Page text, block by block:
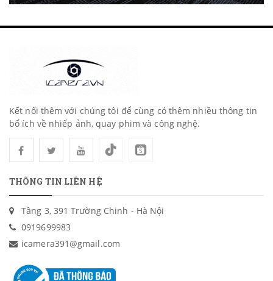
Kết nối thêm với chúng tôi để cùng có thêm nhiều thông tin
bổ ích về nhiếp ảnh, quay phim và công nghệ.
THÔNG TIN LIÊN HỆ
Tầng 3, 391 Trường Chinh - Hà Nội
0919699983
icamera391@gmail.com